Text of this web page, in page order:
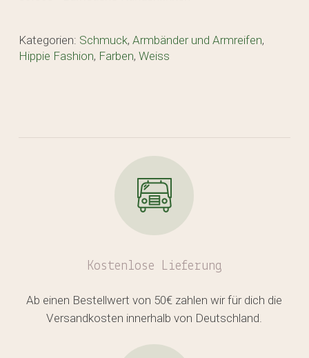
Kategorien: Schmuck, Armbänder und Armreifen,
Hippie Fashion, Farben, Weiss
Kostenlose Lieferung
Ab einen Bestellwert von 50€ zahlen wir für dich die
Versandkosten innerhalb von Deutschland.